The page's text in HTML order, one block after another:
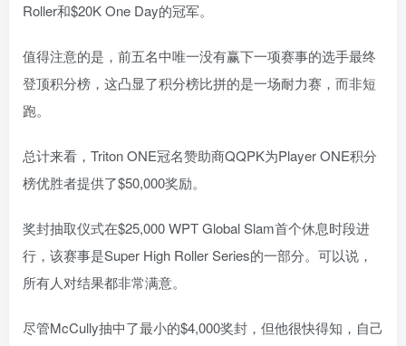
Roller和$20K One Day的冠军。
值得注意的是，前五名中唯一没有赢下一项赛事的选手最终
登顶积分榜，这凸显了积分榜比拼的是一场耐力赛，而非短
跑。
总计来看，Triton ONE冠名赞助商QQPK为Player ONE积分
榜优胜者提供了$50,000奖励。
奖封抽取仪式在$25,000 WPT Global Slam首个休息时段进
行，该赛事是Super High Roller Series的一部分。可以说，
所有人对结果都非常满意。
尽管McCully抽中了最小的$4,000奖封，但他很快得知，自己